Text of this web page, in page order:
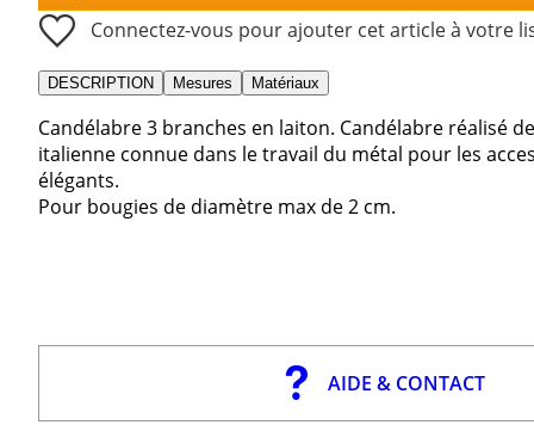
Connectez-vous pour ajouter cet article à votre
DESCRIPTION Mesures Matériaux
Candélabre 3 branches en laiton. Candélabre réalisé
italienne connue dans le travail du métal pour les
élégants.
Pour bougies de diamètre max de 2 cm.
AIDE & CONTACT